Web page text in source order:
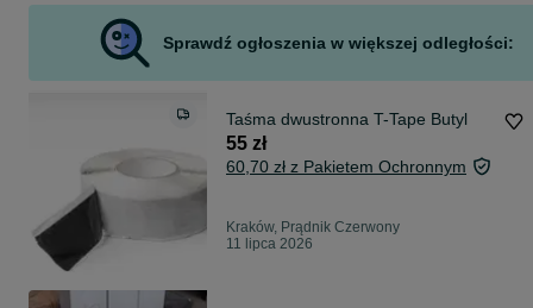
Sprawdź ogłoszenia w większej odległości:
Taśma dwustronna T-Tape Butyl
55 zł
60,70 zł z Pakietem Ochronnym
Kraków, Prądnik Czerwony
11 lipca 2026